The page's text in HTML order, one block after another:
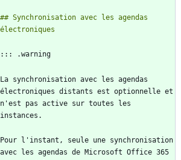
## Synchronisation avec les agendas
La synchronisation avec les agendas
électroniques distants est optionnelle et
n'est pas active sur toutes les
Pour l'instant, seule une synchronisation
avec les agendas de Microsoft Office 365